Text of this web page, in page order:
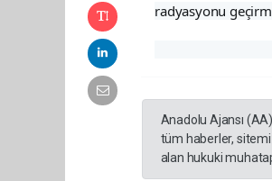
radyasyonu
Anadolu Ajansı
tüm haberler,
alan hukuki